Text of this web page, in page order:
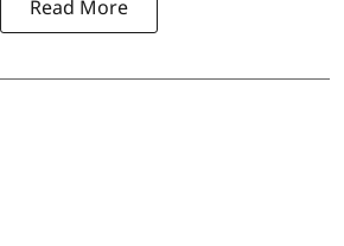
Read More